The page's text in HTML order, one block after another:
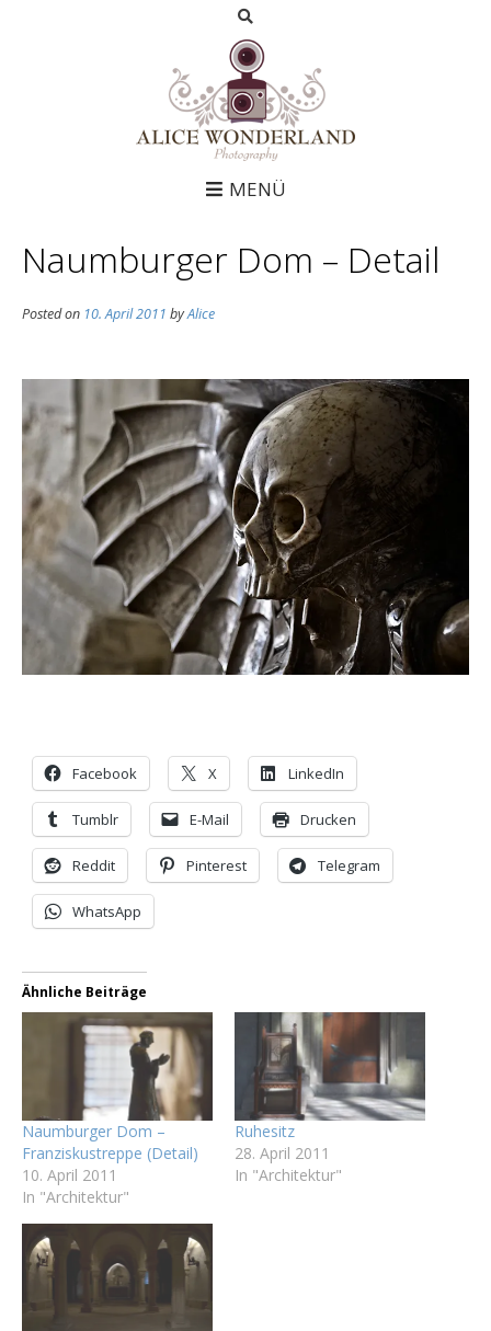
MENÜ
Naumburger Dom – Detail
Posted on 10. April 2011 byAlice
Facebook X LinkedIn
Tumblr E-Mail Drucken
Reddit Pinterest Telegram
WhatsApp
Ähnliche Beiträge
Naumburger Dom –
Franziskustreppe (Detail)
10. April 2011
In "Architektur"
Ruhesitz
28. April 2011
In "Architektur"